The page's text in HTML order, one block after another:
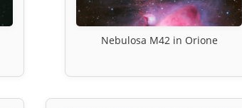
Nebulosa M42 in Orione